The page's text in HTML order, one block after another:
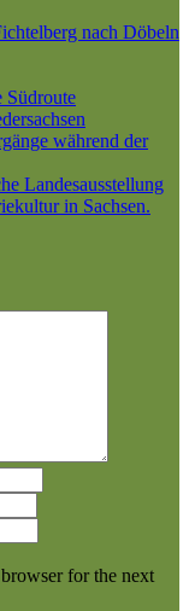
nach Döbeln
Südroute
während der
Landesausstellung
in Sachsen.
for the next